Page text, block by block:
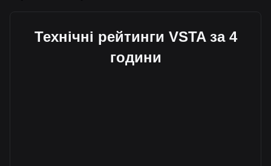
Технічні рейтинги VSTA за 4
години